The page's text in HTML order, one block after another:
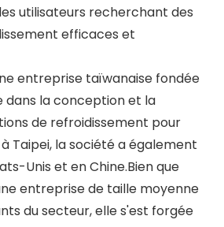
utilisateurs recherchant des
efficaces et
entreprise taïwanaise fondée
dans la conception et la
de refroidissement pour
Taipei, la société a également
Unis et en Chine.Bien que
entreprise de taille moyenne
du secteur, elle s'est forgée